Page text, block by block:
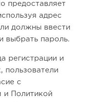
предоставляет
адрес
должны ввести
выбрать пароль.
регистрации и
пользователи
с
и Политикой